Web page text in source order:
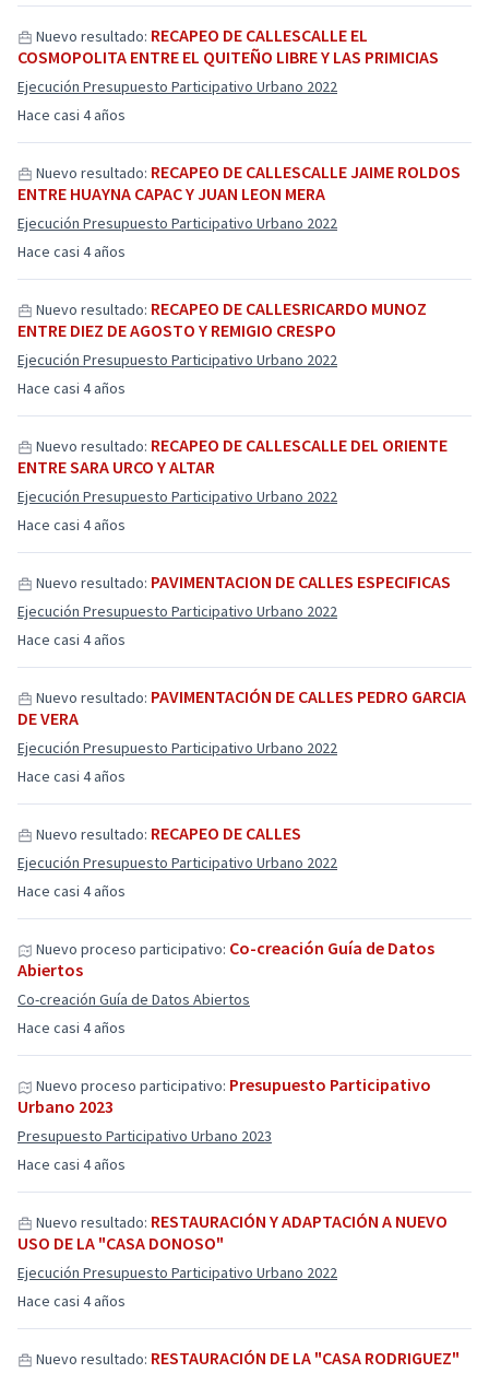
Hace casi 4 años
Nuevo resultado: RECAPEO DE CALLESCALLE EL
COSMOPOLITA ENTRE EL QUITEÑO LIBRE Y LAS PRIMICIAS
Ejecución Presupuesto Participativo Urbano 2022
Hace casi 4 años
Nuevo resultado: RECAPEO DE CALLESCALLE JAIME ROLDOS
ENTRE HUAYNA CAPAC Y JUAN LEON MERA
Ejecución Presupuesto Participativo Urbano 2022
Hace casi 4 años
Nuevo resultado: RECAPEO DE CALLESRICARDO MUNOZ
ENTRE DIEZ DE AGOSTO Y REMIGIO CRESPO
Ejecución Presupuesto Participativo Urbano 2022
Hace casi 4 años
Nuevo resultado: RECAPEO DE CALLESCALLE DEL ORIENTE
ENTRE SARA URCO Y ALTAR
Ejecución Presupuesto Participativo Urbano 2022
Hace casi 4 años
Nuevo resultado: PAVIMENTACION DE CALLES ESPECIFICAS
Ejecución Presupuesto Participativo Urbano 2022
Hace casi 4 años
Nuevo resultado: PAVIMENTACIÓN DE CALLES PEDRO GARCIA
DE VERA
Ejecución Presupuesto Participativo Urbano 2022
Hace casi 4 años
Nuevo resultado: RECAPEO DE CALLES
Ejecución Presupuesto Participativo Urbano 2022
Hace casi 4 años
Nuevo proceso participativo: Co-creación Guía de Datos
Abiertos
Co-creación Guía de Datos Abiertos
Hace casi 4 años
Nuevo proceso participativo: Presupuesto Participativo
Urbano 2023
Presupuesto Participativo Urbano 2023
Hace casi 4 años
Nuevo resultado: RESTAURACIÓN Y ADAPTACIÓN A NUEVO
USO DE LA "CASA DONOSO"
Ejecución Presupuesto Participativo Urbano 2022
Nuevo resultado: RESTAURACIÓN DE LA "CASA RODRIGUEZ"